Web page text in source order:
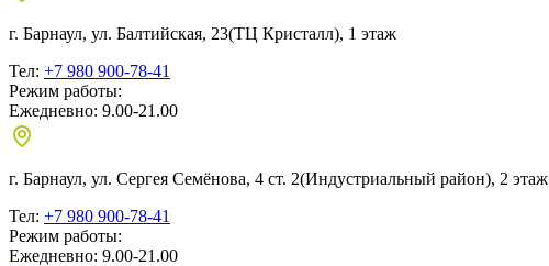
г. Барнаул, ул. Балтийская, 23(ТЦ Кристалл), 1 этаж
Тел: +7 980 900-78-41
Режим работы:
Ежедневно: 9.00-21.00
г. Барнаул, ул. Сергея Семёнова, 4 ст. 2(Индустриальный район), 2 этаж
Тел: +7 980 900-78-41
Режим работы:
Ежедневно: 9.00-21.00